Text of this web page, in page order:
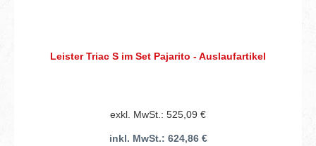
Leister Triac S im Set Pajarito - Auslaufartikel
exkl. MwSt.: 525,09 €
inkl. MwSt.: 624,86 €